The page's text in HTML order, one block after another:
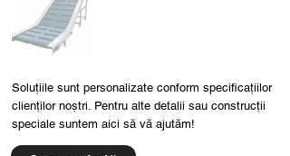
Soluțiile sunt personalizate conform specificațiilor
clienților noștri. Pentru alte detalii sau construcții
speciale suntem aici să vă ajutăm!